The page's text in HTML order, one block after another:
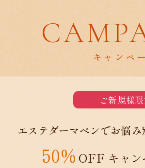
ご新規様
エステダーマペンでお悩
50% キャ